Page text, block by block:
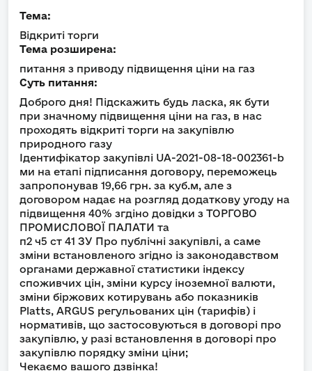
Тема:
Відкриті торги
Тема розширена:
питання з приводу підвищення ціни на газ
Суть питання:
Доброго дня! Підскажить будь ласка, як бути
при значному підвищення ціни на газ, в нас
проходять відкриті торги на закупівлю
природного газу
Ідентифікатор закупівлі UA-2021-08-18-002361-b
ми на етапі підписання договору, переможець
запропонував 19,66 грн. за куб.м, але з
договором надає на розгляд додаткову угоду на
підвищення 40% згдіно довідки з ТОРГОВО
ПРОМИСЛОВОЇ ПАЛАТИ та
п2 ч5 ст 41 ЗУ Про публічні закупівлі, а саме
зміни встановленого згідно із законодавством
органами державної статистики індексу
споживчих цін, зміни курсу іноземної валюти,
зміни біржових котирувань або показників
Platts, ARGUS регульованих цін (тарифів) і
нормативів, що застосовуються в договорі про
закупівлю, у разі встановлення в договорі про
закупівлю порядку зміни ціни;
Чекаємо вашого дзвінка!